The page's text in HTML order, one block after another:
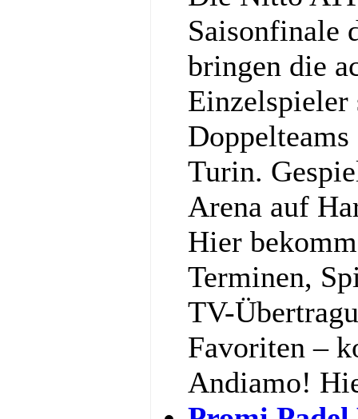
Saisonfinale
bringen die
Einzelspieler
Doppelteams
Turin.
Arena auf
Hier
Terminen,
TV-
Favoriten –
Andiamo!